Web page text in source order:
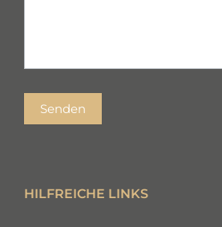
Senden
HILFREICHE LINKS